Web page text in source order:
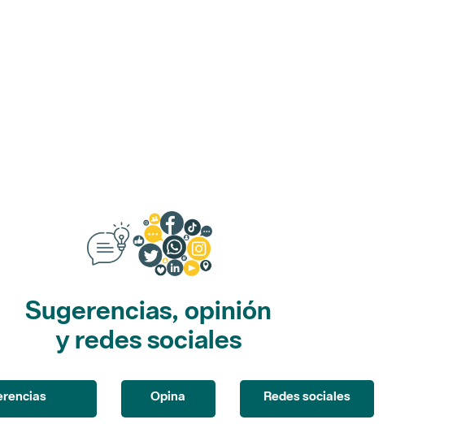
de 5.
Sugerencias, opinión
y redes sociales
Opina Redes sociales